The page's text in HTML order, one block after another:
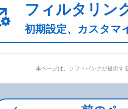
フィルタリン
初期設定、カスタマ
本ページは、ソフトバンクが提供す